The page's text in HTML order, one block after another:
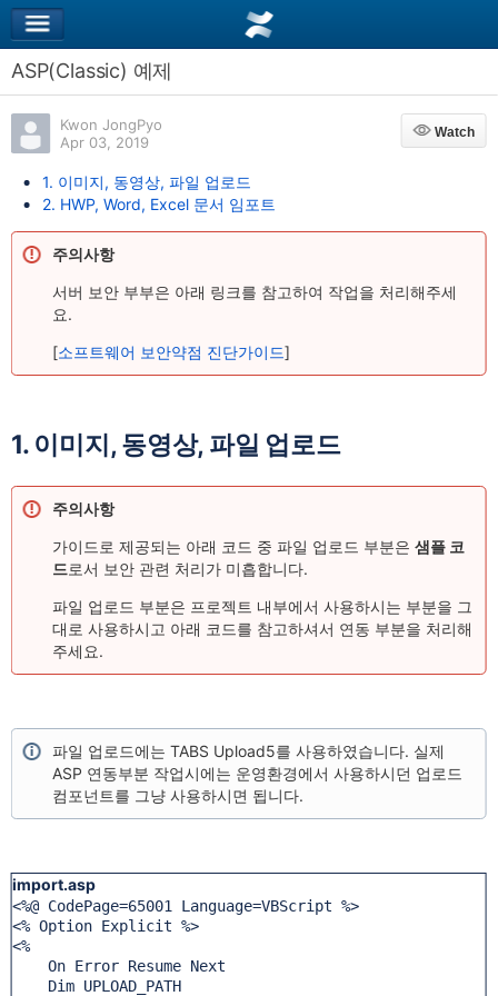
ASP(Classic) 예제
Kwon JongPyo
Apr 03, 2019
Watch
Watch
1. 이미지, 동영상, 파일 업로드
2. HWP, Word, Excel 문서 임포트
주의사항
서버 보안 부부은 아래 링크를 참고하여 작업을 처리해주세
요.
[소프트웨어 보안약점 진단가이드]
1. 이미지, 동영상, 파일 업로드
주의사항
가이드로 제공되는 아래 코드 중 파일 업로드 부분은 샘플 코
드로서 보안 관련 처리가 미흡합니다.
파일 업로드 부분은 프로젝트 내부에서 사용하시는 부분을 그
대로 사용하시고 아래 코드를 참고하셔서 연동 부분을 처리해
주세요.
파일 업로드에는 TABS Upload5를 사용하였습니다. 실제
ASP 연동부분 작업시에는 운영환경에서 사용하시던 업로드
컴포넌트를 그냥 사용하시면 됩니다.
import.asp
<%@ CodePage=65001 Language=VBScript %>
<% Option Explicit %>
<%
    On Error Resume Next
    Dim UPLOAD_PATH